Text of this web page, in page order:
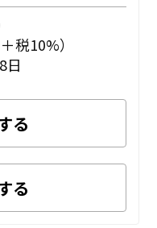
税10%）
日
る
る